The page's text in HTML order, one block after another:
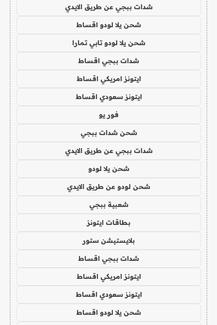
شدات ببجي عن طريق الايدي
شحن يلا لودو اقساط
شحن يلا لودو تابي تمارا
شدات ببجي اقساط
ايتونز امريكي اقساط
ايتونز سعودي اقساط
فور يو
شحن شدات ببجي
شدات ببجي عن طريق الايدي
شحن يلا لودو
شحن لودو عن طريق الايدي
شعبية ببجي
بطاقات ايتونز
بلايستيشن ستور
شدات ببجي اقساط
ايتونز امريكي اقساط
ايتونز سعودي اقساط
شحن يلا لودو اقساط